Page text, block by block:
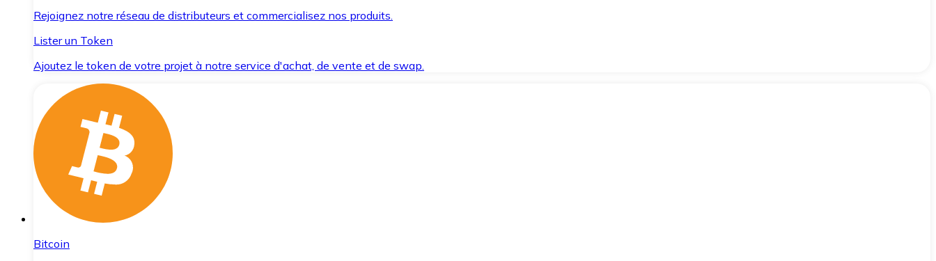
Rejoignez notre réseau de distributeurs et commercialisez nos produits.
Lister un Token
Ajoutez le token de votre projet à notre service d'achat, de vente et de swap.
Bitcoin